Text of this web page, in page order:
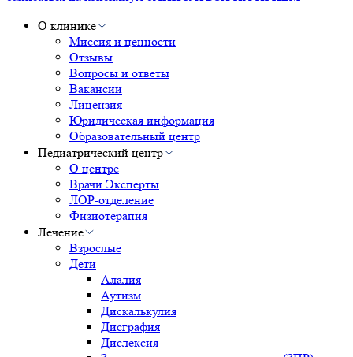
О клинике
Миссия и ценности
Отзывы
Вопросы и ответы
Вакансии
Лицензия
Юридическая информация
Образовательный центр
Педиатрический центр
О центре
Врачи Эксперты
ЛОР-отделение
Физиотерапия
Лечение
Взрослые
Дети
Алалия
Аутизм
Дискалькулия
Дисграфия
Дислексия